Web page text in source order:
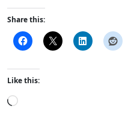
Share this:
Like this:
L